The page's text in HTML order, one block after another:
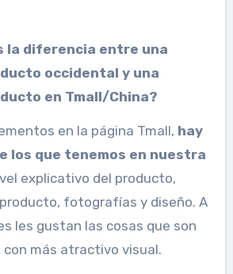
la diferencia entre una
occidental y una
en Tmall/China?
en la página Tmall, hay
los que tenemos en nuestra
explicativo del producto,
fotografías y diseño. A
les gustan las cosas que son
más atractivo visual.